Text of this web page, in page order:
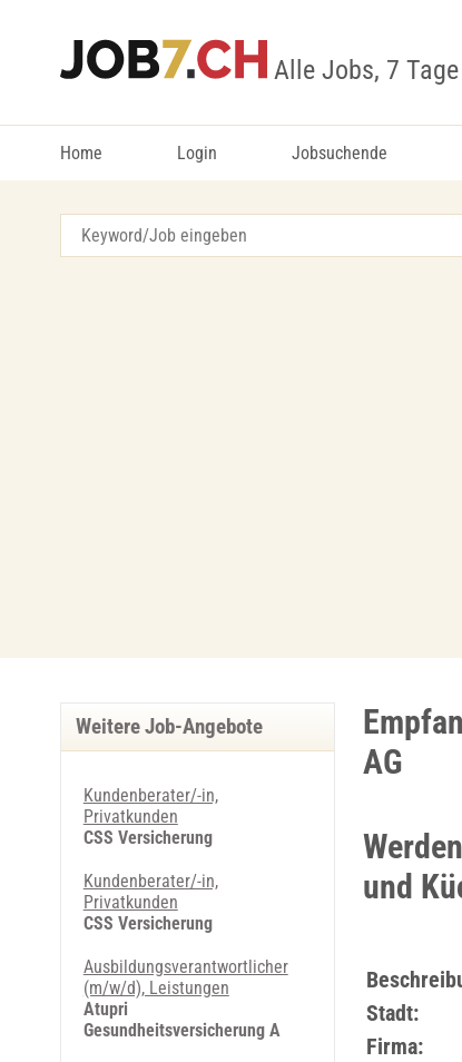
Alle Jobs, 7 Tage
Home Login Jobsuchende
AG
und
Stadt:
Firma:
Weitere Job-Angebote
Kundenberater/-in,
Privatkunden
CSS Versicherung
Kundenberater/-in,
Privatkunden
CSS Versicherung
Ausbildungsverantwortlicher
(m/w/d), Leistungen
Atupri
Gesundheitsversicherung A